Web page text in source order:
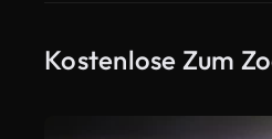
Kostenlose Zum